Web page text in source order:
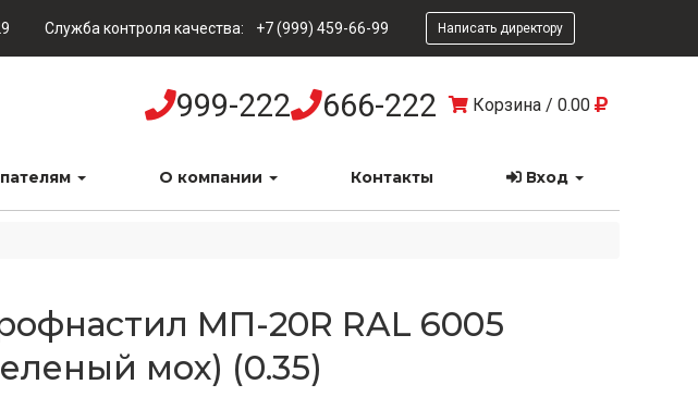
Служба контроля качества: +7 (999) 459-66-99 Написать директору
999-222 666-222 Корзина / 0.00
О компании Контакты Вход
МП-20R RAL 6005
мох) (0.35)